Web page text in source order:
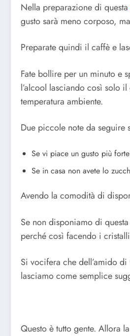
Nella preparazione di questa
gusto sarà meno corposo,
Preparate quindi il caffè e
Fate bollire per un minuto e
l’alcool lasciando così solo
temperatura ambiente.
Due piccole note da seguire
Se vi piace un gusto più
Se in casa non avete lo
Avendo la comodità di
Se non disponiamo di
perché così facendo i
Si vocifera che dell’amido
lasciamo come semplice
Questo è tutto gente. Allora